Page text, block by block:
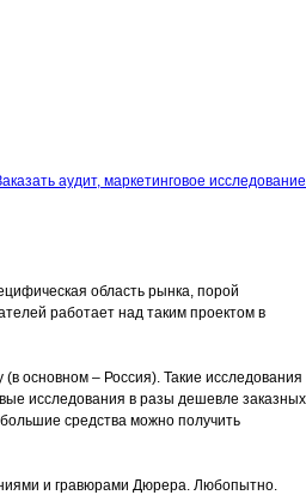
область рынка, порой
работает над таким проектом в
основном – Россия). Такие исследования
исследования в разы дешевле заказных
средства можно получить
и гравюрами Дюрера. Любопытно.